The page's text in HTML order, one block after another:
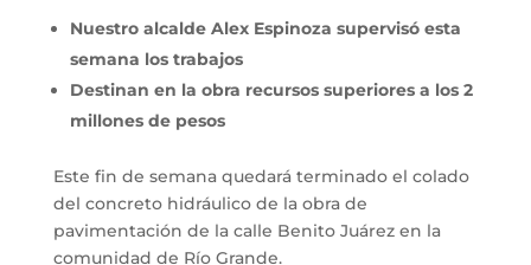
Nuestro alcalde Alex Espinoza supervisó esta
semana los trabajos
Destinan en la obra recursos superiores a los 2
millones de pesos
Este fin de semana quedará terminado el colado
del concreto hidráulico de la obra de
pavimentación de la calle Benito Juárez en la
comunidad de Río Grande.